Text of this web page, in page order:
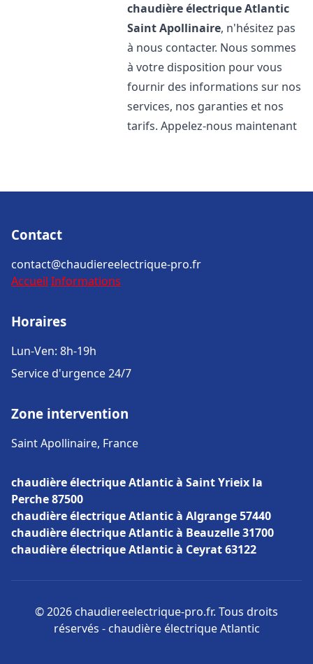
chaudière électrique Atlantic
Saint Apollinaire, n'hésitez pas
à nous contacter. Nous sommes
à votre disposition pour vous
fournir des informations sur nos
services, nos garanties et nos
tarifs. Appelez-nous maintenant
Contact
contact@chaudiereelectrique-pro.fr
Accueil Informations
Horaires
Lun-Ven: 8h-19h
Service d'urgence 24/7
Zone intervention
Saint Apollinaire, France
chaudière électrique Atlantic à Saint Yrieix la
Perche 87500
chaudière électrique Atlantic à Algrange 57440
chaudière électrique Atlantic à Beauzelle 31700
chaudière électrique Atlantic à Ceyrat 63122
© 2026 chaudiereelectrique-pro.fr. Tous droits
réservés - chaudière électrique Atlantic